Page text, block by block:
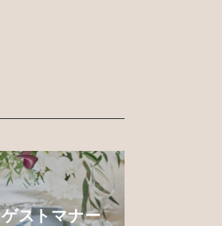
ゲストマナー